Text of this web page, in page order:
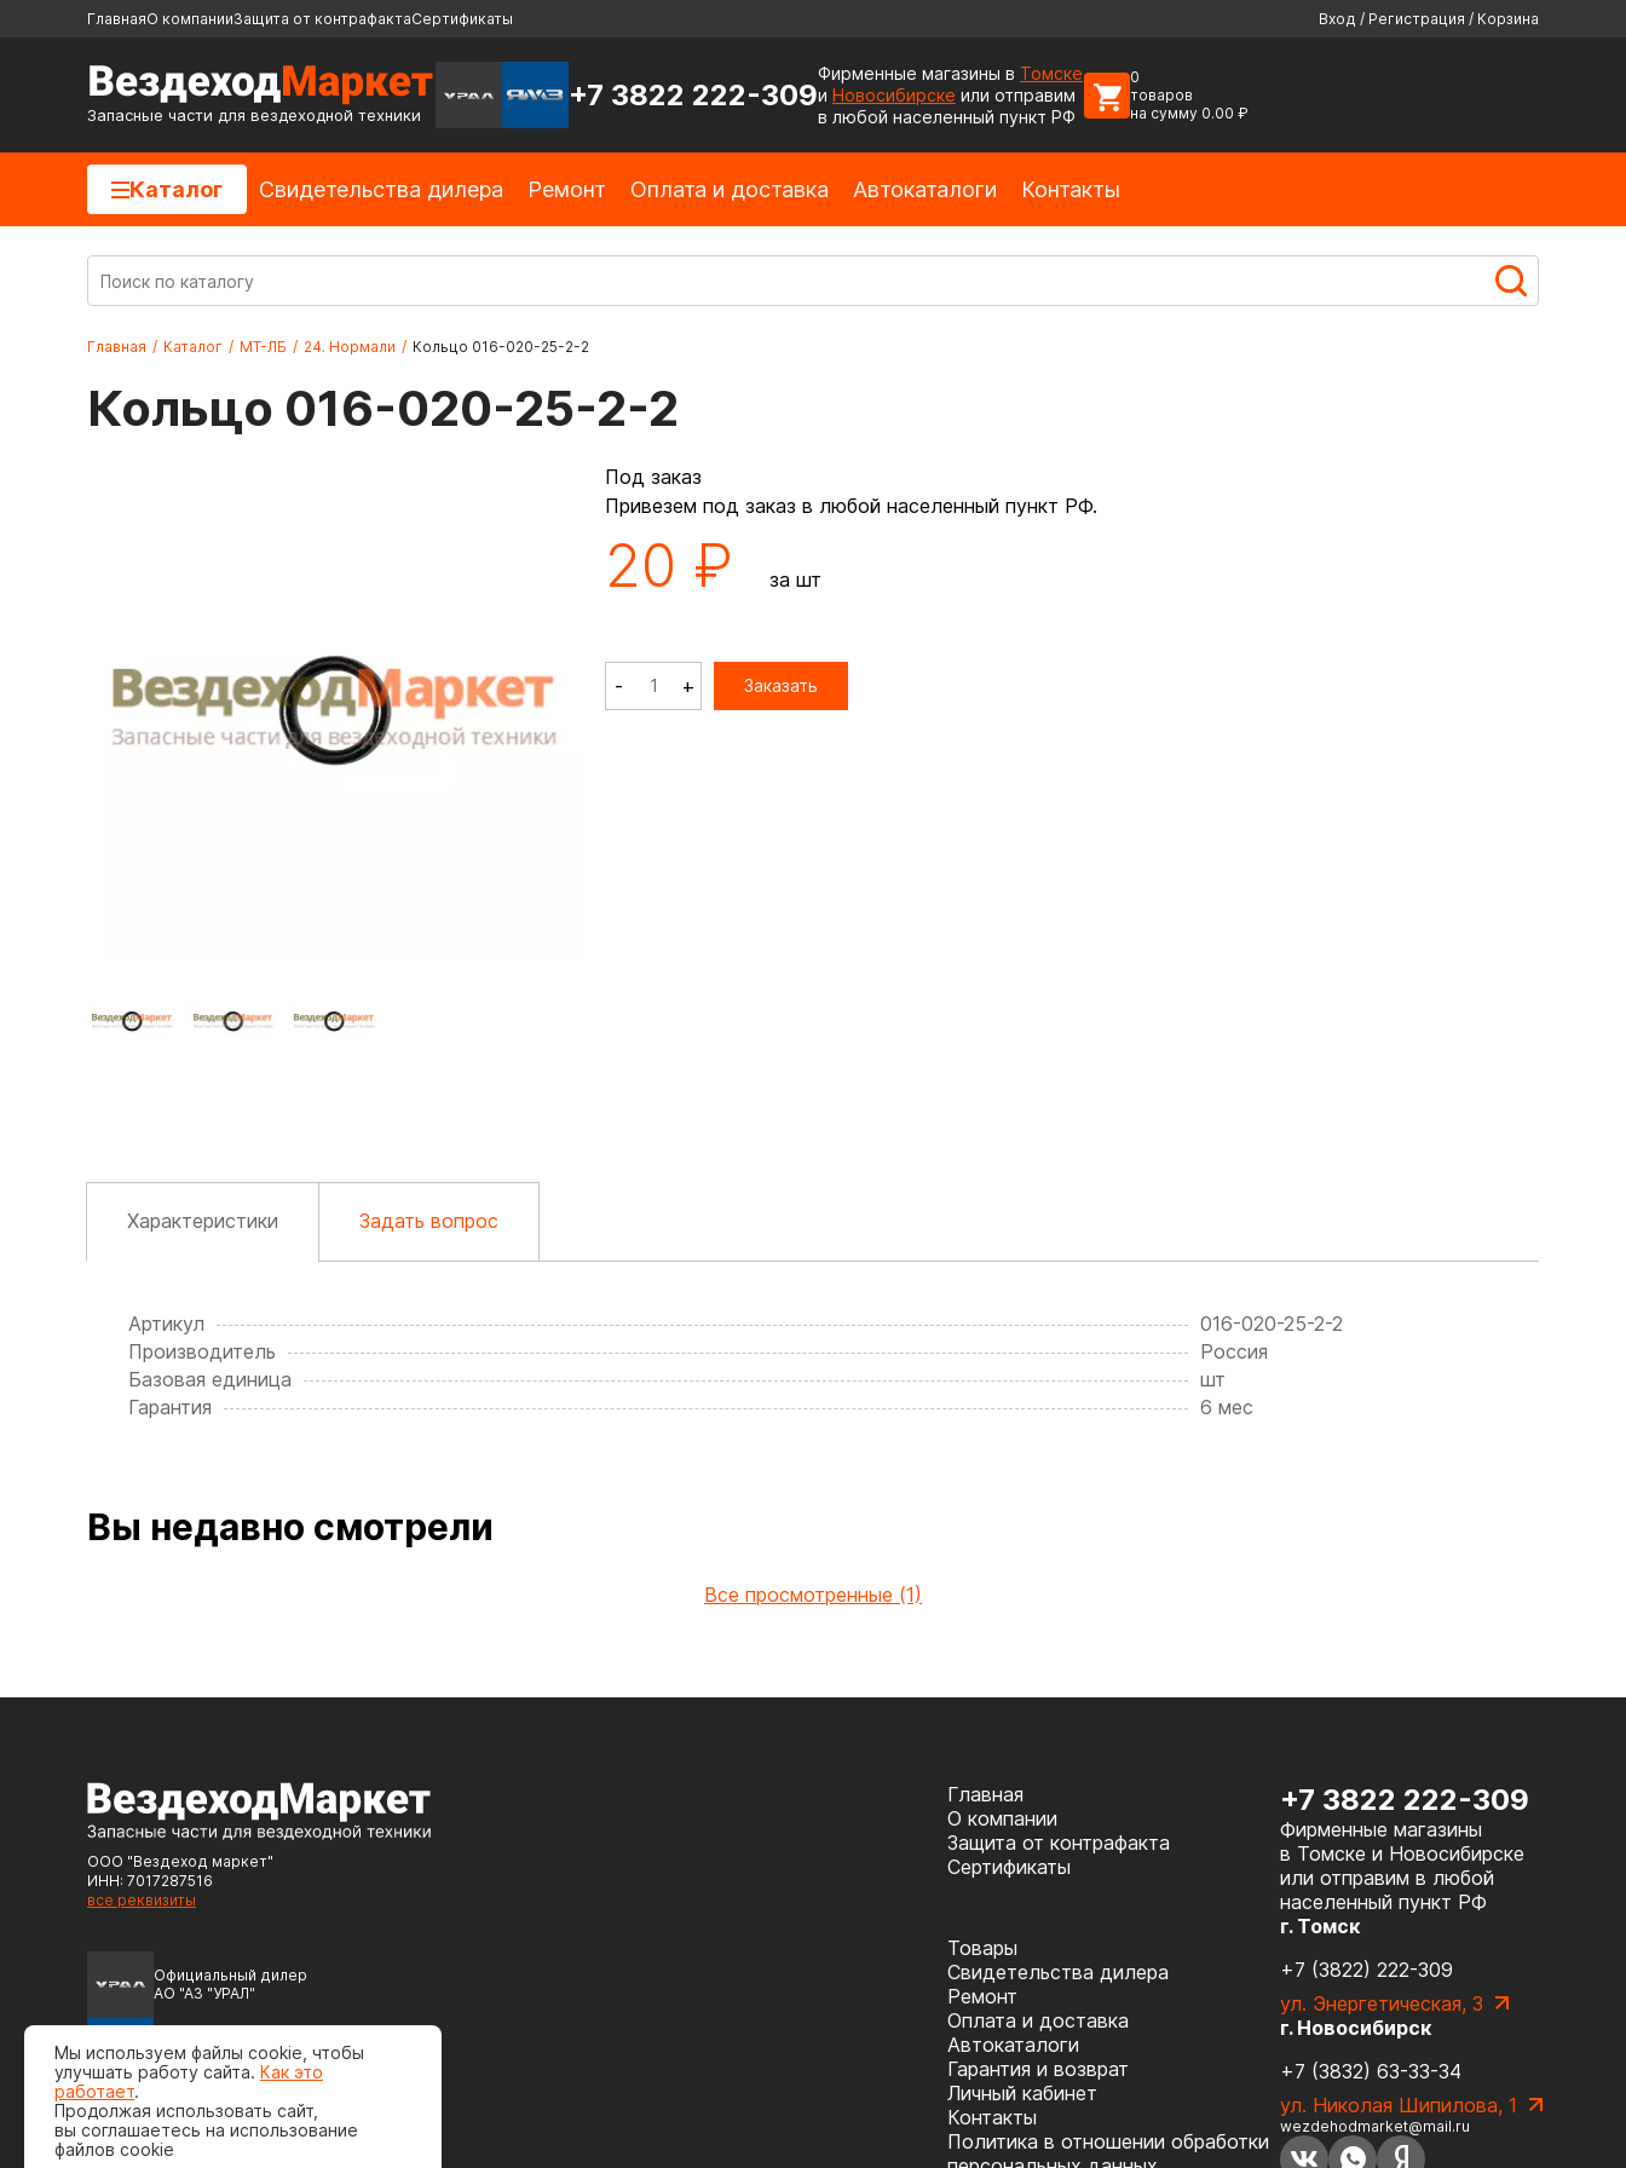
ГлавнаяО компанииЗащита от контрафактаСертификаты Вход / Регистрация / Корзина
Запасные части для вездеходной техники
+7 3822 222-309
Фирменные магазины в Томске
и Новосибирске или отправим
в любой населенный пункт РФ
0
товаров
на сумму 0.00 ₽
Каталог Cвидетельства дилера Ремонт Оплата и доставка Автокаталоги Контакты
Главная / Каталог / МТ-ЛБ / 24. Нормали / Кольцо 016-020-25-2-2
Кольцо 016-020-25-2-2
Под заказ
Привезем под заказ в любой населенный пункт РФ.
20 ₽ за шт
- + Заказать
Характеристики Задать вопрос
Артикул
016-020-25-2-2
Производитель
Россия
Базовая единица
шт
Гарантия
6 мес
Вы недавно смотрели
Все просмотренные (1)
ООО "Вездеход маркет"
ИНН: 7017287516
все реквизиты
Официальный дилер
АО "АЗ "УРАЛ"
Официальный дилер
ПАО "Автодизель" (ЯМЗ)
Главная
О компании
Защита от контрафакта
Сертификаты
Товары
Cвидетельства дилера
Ремонт
Оплата и доставка
Автокаталоги
Гарантия и возврат
Личный кабинет
Контакты
Политика в отношении обработки
+7 3822 222-309
Фирменные магазины
в Томске и Новосибирске
или отправим в любой
населенный пункт РФ
г. Томск
+7 (3822) 222-309
ул. Энергетическая, 3
г. Новосибирск
+7 (3832) 63-33-34
ул. Николая Шипилова, 1
wezdehodmarket@mail.ru
Мы используем файлы cookie, чтобы
улучшать работу сайта. Как это
работает.
Продолжая использовать сайт,
вы соглашаетесь на использование
файлов cookie